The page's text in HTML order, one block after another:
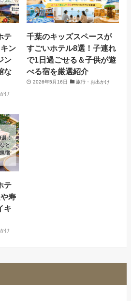
テ
ン
ン
な
け
千葉のキッズスペースが
すごいホテル8選！子連れ
で1日過ごせる＆子供が遊
べる宿を厳選紹介
2026年5月16日 旅行・お出かけ
テ
寿
キ
け